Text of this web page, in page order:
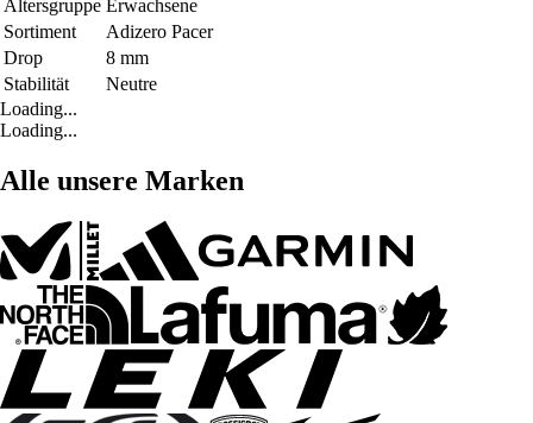
Altersgruppe Erwachsene
Sortiment
Adizero Pacer
Drop
8 mm
Stabilität
Neutre
Loading...
Loading...
Alle unsere Marken